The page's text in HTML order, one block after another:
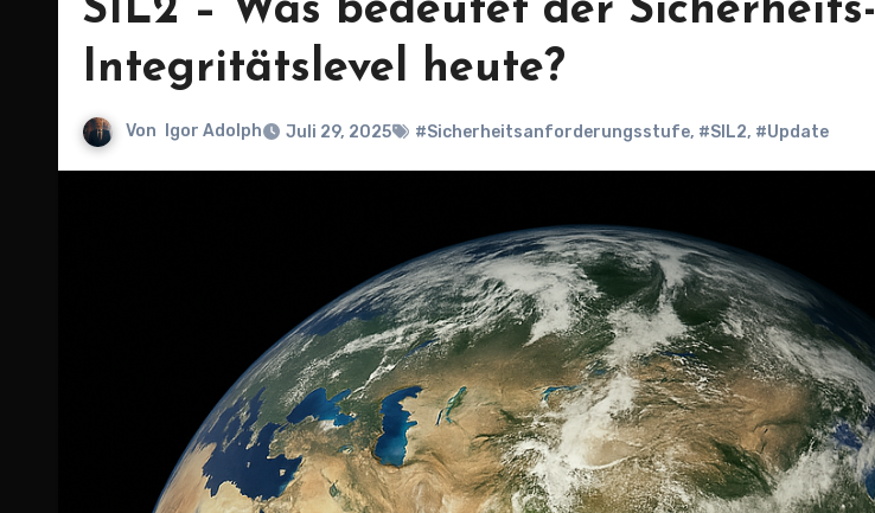
SIL2 – Was bedeutet der Sicherheits-
Integritätslevel heute?
Von Igor Adolph Juli 29, 2025 #Sicherheitsanforderungsstufe, #SIL2, #Update